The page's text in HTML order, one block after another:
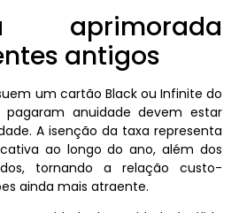
aprimorada
antigos
um cartão Black ou Infinite do
pagaram anuidade devem estar
A isenção da taxa representa
ao longo do ano, além dos
tornando a relação custo-
ainda mais atraente.